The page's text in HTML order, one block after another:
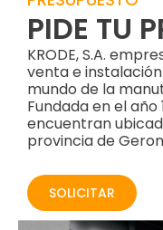
PIDE TU
KRODE, S.A.
venta e
mundo de la
Fundada en el
encuentran
provincia de
SOLICITAR